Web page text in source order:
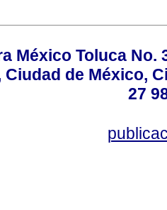
México Toluca No.
Ciudad de México,
27